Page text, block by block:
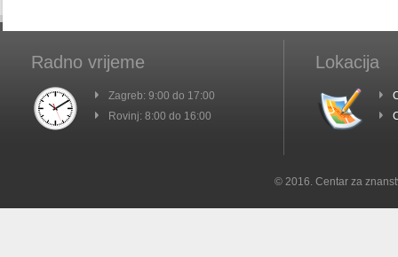
Radno vrijeme
Zagreb: 9:00 do 17:00
Rovinj: 8:00 do 16:00
Lokacija
© 2016. Centar za